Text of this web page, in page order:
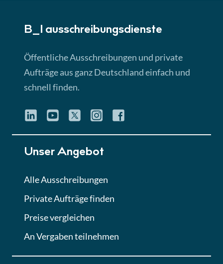
Lektion 3
► 4:31 Min
Quiz
Eignung im Vergabeverfahren
Lektion 6
Abgabe von Angeboten
Lektion
Lektion 7
B_I ausschreibungs­dienste
Öffentliche Ausschreibungen und private
Aufträge aus ganz Deutschland einfach und
schnell finden.
Unser Angebot
Alle Ausschreibungen
Private Aufträge finden
Preise vergleichen
An Vergaben teilnehmen